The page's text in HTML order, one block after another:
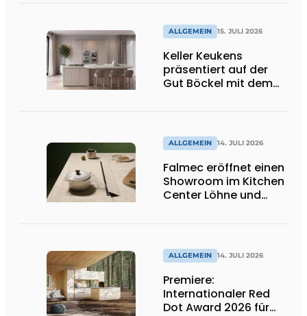
ALLGEMEIN 15. JULI 2026
Keller Keukens
präsentiert auf der
Gut Böckel mit dem
ALLGEMEIN 14. JULI 2026
Falmec eröffnet einen
Showroom im Kitchen
Center Löhne und
ALLGEMEIN 14. JULI 2026
Premiere:
Internationaler Red
Dot Award 2026 für